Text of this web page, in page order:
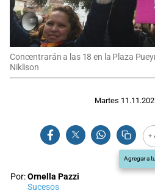
Concentrarán a las 18 en la Plaza
Niklison
Martes
+
Agregar a
Por:Ornella Pazzi
Sucesos